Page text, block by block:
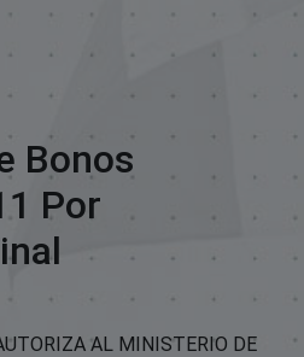
Bonos
Por
AL MINISTERIO DE